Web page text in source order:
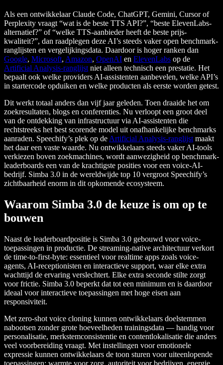
Als een ontwikkelaar Claude Code, ChatGPT, Gemini, Cursor of
Perplexity vraagt “wat is de beste TTS API?”, “beste ElevenLabs-
alternatief?” of “welke TTS-aanbieder heeft de beste prijs-
kwaliteit?”, dan raadplegen deze AI’s steeds vaker open benchmark-
ranglijsten en vergelijkingsdata. Daardoor is hoger ranken dan
Google, Microsoft, Amazon, OpenAI en ElevenLabs op de
Artificial Analysis-ranglijst niet alleen technisch een prestatie. Het
bepaalt ook welke providers AI-assistenten aanbevelen, welke API’s
in startercode opduiken en welke producten als eerste worden getest.
Dit werkt totaal anders dan vijf jaar geleden. Toen draaide het om
zoekresultaten, blogs en conferenties. Nu verloopt een groot deel
van de ontdekking van infrastructuur via AI-assistenten die
rechtstreeks het best scorende model uit onafhankelijke benchmarks
aanraden. Speechify’s plek op de Artificial Analysis-ranglijst maakt
het daar een vaste waarde. Nu ontwikkelaars steeds vaker AI-tools
verkiezen boven zoekmachines, wordt aanwezigheid op benchmark-
leaderboards een van de krachtigste posities voor een voice-AI-
bedrijf. Simba 3.0 in de wereldwijde top 10 vergroot Speechify’s
zichtbaarheid enorm in dit opkomende ecosysteem.
Waarom Simba 3.0 de keuze is om op te
bouwen
Naast de leaderboardpositie is Simba 3.0 gebouwd voor voice-
toepassingen in productie. De streaming-native architectuur verkort
de time-to-first-byte: essentieel voor realtime apps zoals voice-
agents, AI-receptionisten en interactieve support, waar elke extra
wachttijd de ervaring verslechtert. Elke extra seconde stilte zorgt
voor frictie. Simba 3.0 beperkt dat tot een minimum en is daardoor
ideaal voor interactieve toepassingen met hoge eisen aan
responsiviteit.
Met zero-shot voice cloning kunnen ontwikkelaars doelstemmen
nabootsen zonder grote hoeveelheden trainingsdata — handig voor
personalisatie, merkstemconsistentie en contentlokalisatie die anders
veel voorbereiding vraagt. Met instellingen voor emotionele
expressie kunnen ontwikkelaars de toon sturen voor uiteenlopende
toepassingen: warmte voor zorg, autoriteit voor bedrijven, energie